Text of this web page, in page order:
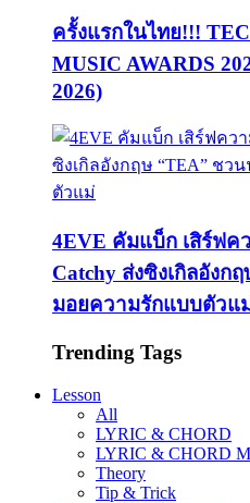
ครั้งแรกในไทย!!!
MUSIC AWARDS
2026)
4EVE คัมแบ็ก เสิร์ฟค
Catchy ส่งซิงเกิลอังก
มอยความรักแบบตัวแ
Trending Tags
Lesson
All
LYRIC & CHORD
LYRIC & CHORD
Theory
Tip & Trick